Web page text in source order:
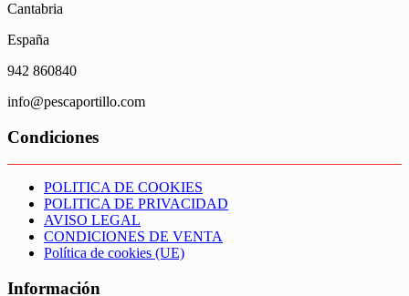
Cantabria
España
942 860840
info@pescaportillo.com
Condiciones
POLITICA DE COOKIES
POLITICA DE PRIVACIDAD
AVISO LEGAL
CONDICIONES DE VENTA
Política de cookies (UE)
Información